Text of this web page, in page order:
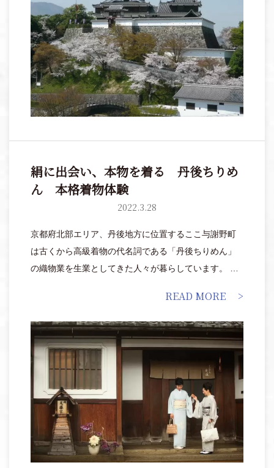
絹に出会い、本物を着る 丹後ちりめ
ん 本格着物体験
2022.3.28
京都府北部エリア、丹後地方に位置するここ与謝野町
は古くから高級着物の代名詞である「丹後ちりめん」
の織物業を生業としてきた人々が暮らしています。 そ
みには、明治・大正・昭和の時代を経た商家が今に残
ります。
READ MORE